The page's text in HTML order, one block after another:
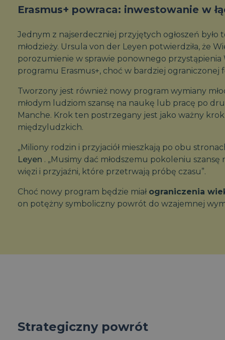
Erasmus+ powraca: inwestowanie w
Jednym z najserdeczniej przyjętych ogłoszeń było
młodzieży. Ursula von der Leyen potwierdziła, że
porozumienie w sprawie ponownego przystąpienia
programu Erasmus+, choć w bardziej ograniczonej
Tworzony jest również nowy program wymiany
młodym ludziom szansę na naukę lub pracę po
Manche. Krok ten postrzegany jest jako ważny
międzyludzkich.
„Miliony rodzin i przyjaciół mieszkają po obu
Leyen . „Musimy dać młodszemu pokoleniu
więzi i przyjaźni, które przetrwają próbę czasu”.
Choć nowy program będzie miał ograniczenia
on potężny symboliczny powrót do wzajemnej
Strategiczny powrót